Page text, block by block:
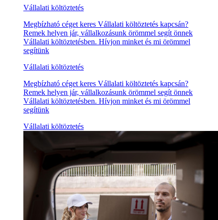
Vállalati költöztetés
Megbízható céget keres Vállalati költöztetés kapcsán?
Remek helyen jár, vállalkozásunk örömmel segít önnek
Vállalati költöztetésben. Hívjon minket és mi örömmel
segítünk
Vállalati költöztetés
Megbízható céget keres Vállalati költöztetés kapcsán?
Remek helyen jár, vállalkozásunk örömmel segít önnek
Vállalati költöztetésben. Hívjon minket és mi örömmel
segítünk
Vállalati költöztetés